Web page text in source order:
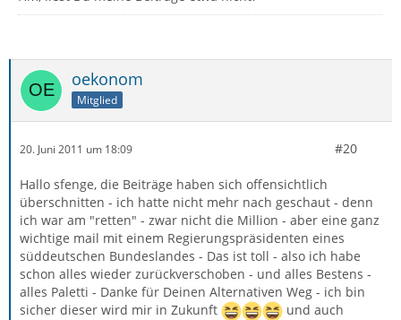
oekonom
Mitglied
20. Juni 2011 um 18:09 #20
Hallo sfenge, die Beiträge haben sich offensichtlich
überschnitten - ich hatte nicht mehr nach geschaut - denn
ich war am "retten" - zwar nicht die Million - aber eine ganz
wichtige mail mit einem Regierungspräsidenten eines
süddeutschen Bundeslandes - Das ist toll - also ich habe
schon alles wieder zurückverschoben - und alles Bestens -
alles Paletti - Danke für Deinen Alternativen Weg - ich bin
sicher dieser wird mir in Zukunft
und auch